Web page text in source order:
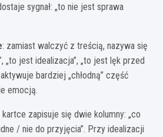
sygnał: „to nie jest sprawa
: zamiast walczyć z treścią, nazywa się
„to jest idealizacja”, „to jest lęk przed
bardziej „chłodną” część
emocją.
kartce zapisuje się dwie kolumny: „co
/ nie do przyjęcia”. Przy idealizacji